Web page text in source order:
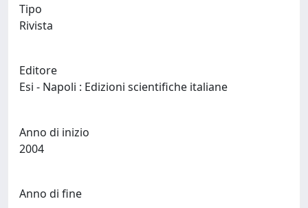
Tipo
Rivista
Editore
Anno di inizio
Anno di fine